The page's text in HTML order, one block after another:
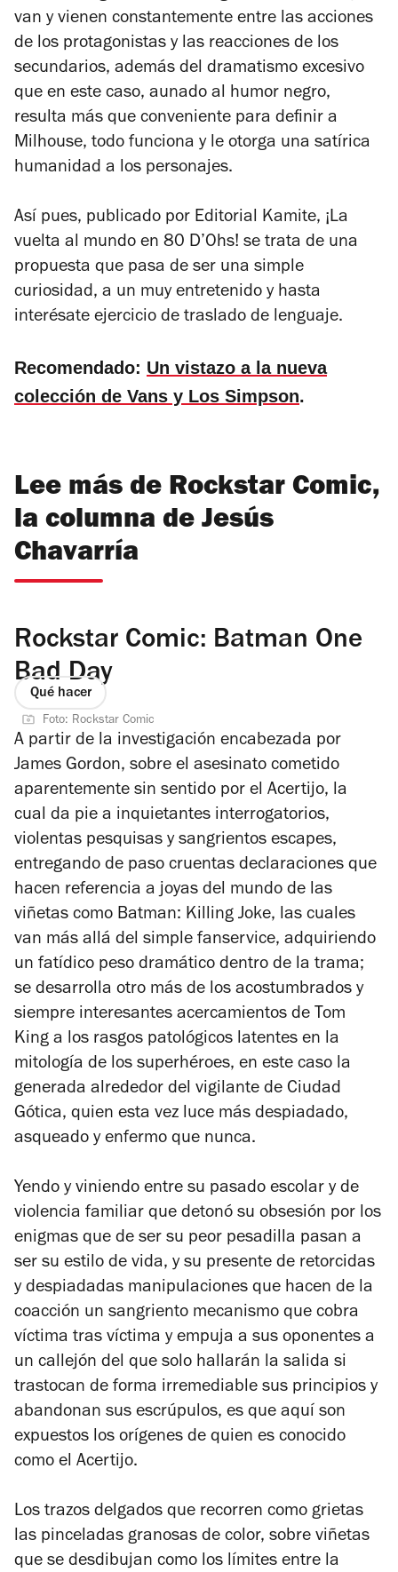
van y vienen constantemente entre las acciones
de los protagonistas y las reacciones de los
secundarios, además del dramatismo excesivo
que en este caso, aunado al humor negro,
resulta más que conveniente para definir a
Milhouse, todo funciona y le otorga una satírica
humanidad a los personajes.
Así pues, publicado por Editorial Kamite, ¡La
vuelta al mundo en 80 D’Ohs! se trata de una
propuesta que pasa de ser una simple
curiosidad, a un muy entretenido y hasta
interésate ejercicio de traslado de lenguaje.
Recomendado: Un vistazo a la nueva
colección de Vans y Los Simpson.
Lee más de Rockstar Comic,
la columna de Jesús
Chavarría
Rockstar Comic: Batman One
Bad Day
Qué hacer
Foto: Rockstar Comic
A partir de la investigación encabezada por
James Gordon, sobre el asesinato cometido
aparentemente sin sentido por el Acertijo, la
cual da pie a inquietantes interrogatorios,
violentas pesquisas y sangrientos escapes,
entregando de paso cruentas declaraciones que
hacen referencia a joyas del mundo de las
viñetas como Batman: Killing Joke, las cuales
van más allá del simple fanservice, adquiriendo
un fatídico peso dramático dentro de la trama;
se desarrolla otro más de los acostumbrados y
siempre interesantes acercamientos de Tom
King a los rasgos patológicos latentes en la
mitología de los superhéroes, en este caso la
generada alrededor del vigilante de Ciudad
Gótica, quien esta vez luce más despiadado,
asqueado y enfermo que nunca.
Yendo y viniendo entre su pasado escolar y de
violencia familiar que detonó su obsesión por los
enigmas que de ser su peor pesadilla pasan a
ser su estilo de vida, y su presente de retorcidas
y despiadadas manipulaciones que hacen de la
coacción un sangriento mecanismo que cobra
víctima tras víctima y empuja a sus oponentes a
un callejón del que solo hallarán la salida si
trastocan de forma irremediable sus principios y
abandonan sus escrúpulos, es que aquí son
expuestos los orígenes de quien es conocido
como el Acertijo.
Los trazos delgados que recorren como grietas
las pinceladas granosas de color, sobre viñetas
que se desdibujan como los límites entre la